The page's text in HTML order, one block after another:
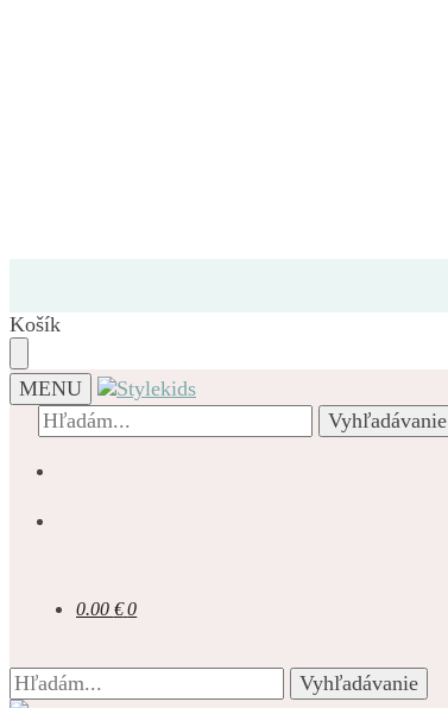
navigáciu
obsah
Košík
MENU
Hľadať:
Vyhľadávanie
0.00 € 0
Hľadať: Vyhľadávanie